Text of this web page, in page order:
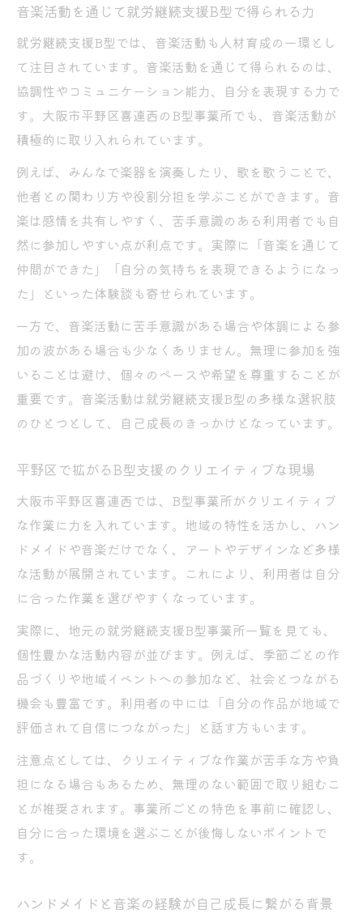
音楽活動を通じて就労継続支援B型で得られる力
就労継続支援B型では、音楽活動も人材育成の一環とし
て注目されています。音楽活動を通じて得られるのは、
協調性やコミュニケーション能力、自分を表現する力で
す。大阪市平野区喜連西のB型事業所でも、音楽活動が
積極的に取り入れられています。
例えば、みんなで楽器を演奏したり、歌を歌うことで、
他者との関わり方や役割分担を学ぶことができます。音
楽は感情を共有しやすく、苦手意識のある利用者でも自
然に参加しやすい点が利点です。実際に「音楽を通じて
仲間ができた」「自分の気持ちを表現できるようになっ
た」といった体験談も寄せられています。
一方で、音楽活動に苦手意識がある場合や体調による参
加の波がある場合も少なくありません。無理に参加を強
いることは避け、個々のペースや希望を尊重することが
重要です。音楽活動は就労継続支援B型の多様な選択肢
のひとつとして、自己成長のきっかけとなっています。
平野区で拡がるB型支援のクリエイティブな現場
大阪市平野区喜連西では、B型事業所がクリエイティブ
な作業に力を入れています。地域の特性を活かし、ハン
ドメイドや音楽だけでなく、アートやデザインなど多様
な活動が展開されています。これにより、利用者は自分
に合った作業を選びやすくなっています。
実際に、地元の就労継続支援B型事業所一覧を見ても、
個性豊かな活動内容が並びます。例えば、季節ごとの作
品づくりや地域イベントへの参加など、社会とつながる
機会も豊富です。利用者の中には「自分の作品が地域で
評価されて自信につながった」と話す方もいます。
注意点としては、クリエイティブな作業が苦手な方や負
担になる場合もあるため、無理のない範囲で取り組むこ
とが推奨されます。事業所ごとの特色を事前に確認し、
自分に合った環境を選ぶことが後悔しないポイントで
す。
ハンドメイドと音楽の経験が自己成長に繋がる背景